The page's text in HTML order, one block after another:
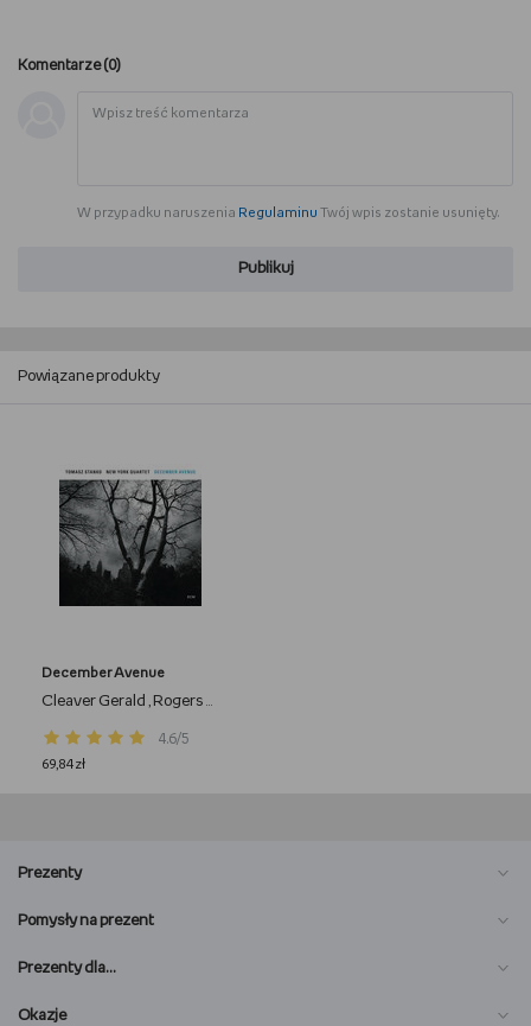
Komentarze (0)
W przypadku naruszenia Regulaminu Twój wpis zostanie usunięty.
Publikuj
Powiązane produkty
December Avenue
Cleaver Gerald Rogers Reuben
4.6/5
69,84 zł
Prezenty
Pomysły na prezent
Prezenty dla…
Okazje